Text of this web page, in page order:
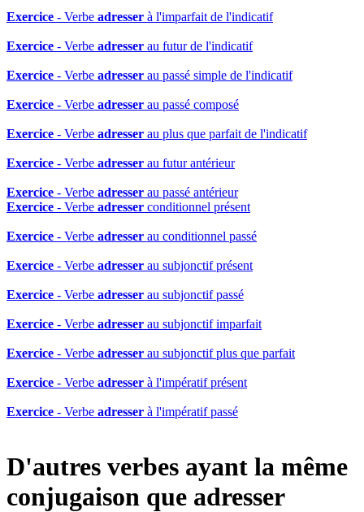
Exercice - Verbe adresser à l'imparfait de l'indicatif
Exercice - Verbe adresser au futur de l'indicatif
Exercice - Verbe adresser au passé simple de l'indicatif
Exercice - Verbe adresser au passé composé
Exercice - Verbe adresser au plus que parfait de l'indicatif
Exercice - Verbe adresser au futur antérieur
Exercice - Verbe adresser au passé antérieur
Exercice - Verbe adresser conditionnel présent
Exercice - Verbe adresser au conditionnel passé
Exercice - Verbe adresser au subjonctif présent
Exercice - Verbe adresser au subjonctif passé
Exercice - Verbe adresser au subjonctif imparfait
Exercice - Verbe adresser au subjonctif plus que parfait
Exercice - Verbe adresser à l'impératif présent
Exercice - Verbe adresser à l'impératif passé
D'autres verbes ayant la même
conjugaison que adresser